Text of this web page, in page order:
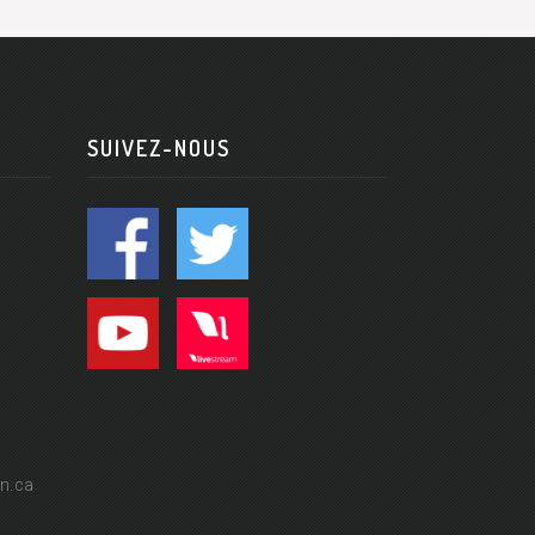
SUIVEZ-NOUS